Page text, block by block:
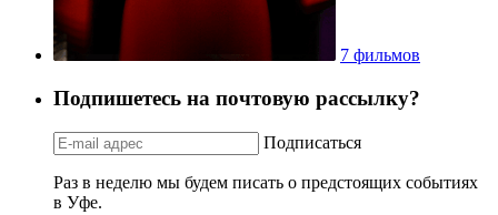
7 фильмов
Подпишетесь на почтовую рассылку?
Подписаться
Раз в неделю мы будем писать о предстоящих событиях
в Уфе.